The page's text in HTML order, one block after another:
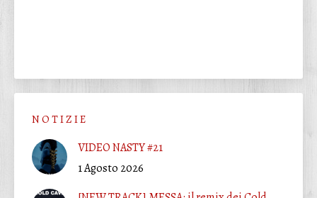
N O T I Z I E
VIDEO NASTY #21
1 Agosto 2026